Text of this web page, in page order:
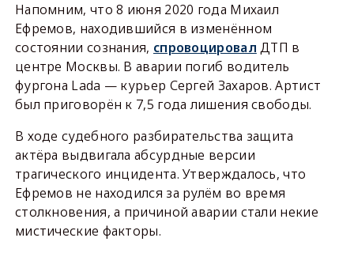
Напомним, что 8 июня 2020 года Михаил
Ефремов, находившийся в изменённом
состоянии сознания, спровоцировал ДТП в
центре Москвы. В аварии погиб водитель
фургона Lada — курьер Сергей Захаров. Артист
был приговорён к 7,5 года лишения свободы.
В ходе судебного разбирательства защита
актёра выдвигала абсурдные версии
трагического инцидента. Утверждалось, что
Ефремов не находился за рулём во время
столкновения, а причиной аварии стали некие
мистические факторы.